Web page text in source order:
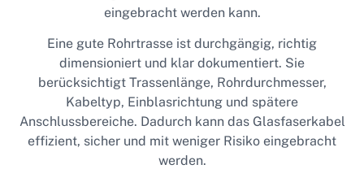
eingebracht werden kann.
Eine gute Rohrtrasse ist durchgängig, richtig
dimensioniert und klar dokumentiert. Sie
berücksichtigt Trassenlänge, Rohrdurchmesser,
Kabeltyp, Einblasrichtung und spätere
Anschlussbereiche. Dadurch kann das Glasfaserkabel
effizient, sicher und mit weniger Risiko eingebracht
werden.